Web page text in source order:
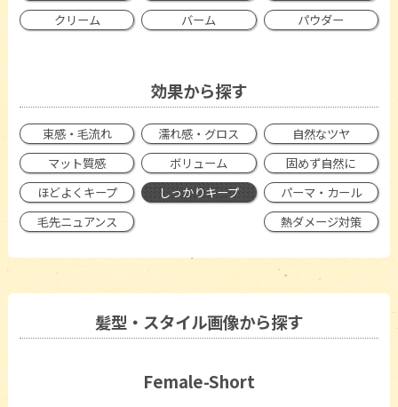
クリーム
バーム パウダー
効果から探す
束感・毛流れ 濡れ感・グロス
自然なツヤ
マット質感
ボリューム
固めず自然に
ほどよくキープ
しっかりキープ
パーマ・カール
毛先ニュアンス
熱ダメージ対策
髪型・スタイル画像から探す
Female-Short